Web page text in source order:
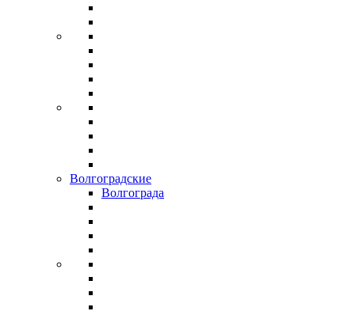
Волгоградские
Волгограда